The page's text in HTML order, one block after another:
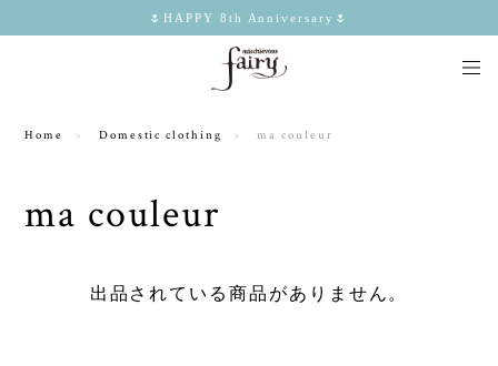
🌷HAPPY 8th Anniversary🌷
Home Domestic clothing ma couleur
ma couleur
出品されている商品がありません。